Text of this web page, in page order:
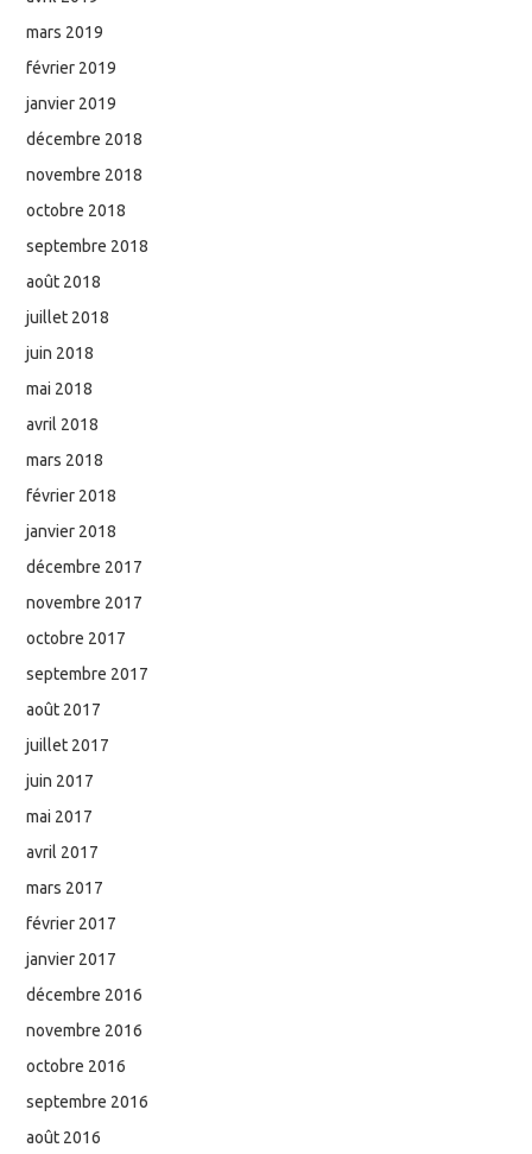
mars 2019
février 2019
janvier 2019
décembre 2018
novembre 2018
octobre 2018
septembre 2018
août 2018
juillet 2018
juin 2018
mai 2018
avril 2018
mars 2018
février 2018
janvier 2018
décembre 2017
novembre 2017
octobre 2017
septembre 2017
août 2017
juillet 2017
juin 2017
mai 2017
avril 2017
mars 2017
février 2017
janvier 2017
décembre 2016
novembre 2016
octobre 2016
septembre 2016
août 2016